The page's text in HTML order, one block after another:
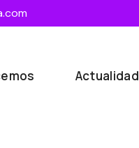
Actualidad